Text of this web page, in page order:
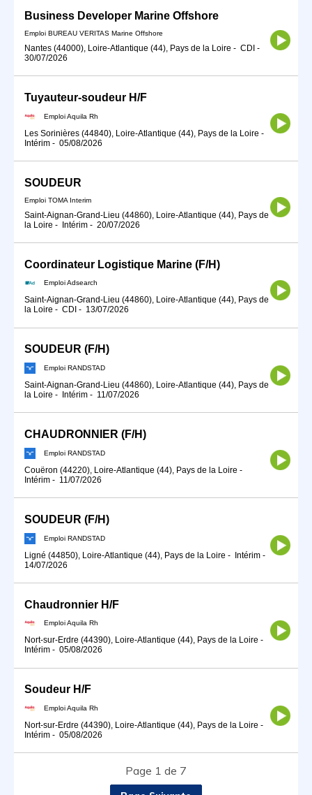
Business Developer Marine Offshore
Emploi BUREAU VERITAS Marine Offshore
Nantes (44000), Loire-Atlantique (44), Pays de la Loire - CDI -
30/07/2026
Tuyauteur-soudeur H/F
Emploi Aquila Rh
Les Sorinières (44840), Loire-Atlantique (44), Pays de la Loire -
Intérim - 05/08/2026
SOUDEUR
Emploi TOMA Interim
Saint-Aignan-Grand-Lieu (44860), Loire-Atlantique (44), Pays de
la Loire - Intérim - 20/07/2026
Coordinateur Logistique Marine (F/H)
Emploi Adsearch
Saint-Aignan-Grand-Lieu (44860), Loire-Atlantique (44), Pays de
la Loire - CDI - 13/07/2026
SOUDEUR (F/H)
Emploi RANDSTAD
Saint-Aignan-Grand-Lieu (44860), Loire-Atlantique (44), Pays de
la Loire - Intérim - 11/07/2026
CHAUDRONNIER (F/H)
Emploi RANDSTAD
Couëron (44220), Loire-Atlantique (44), Pays de la Loire -
Intérim - 11/07/2026
SOUDEUR (F/H)
Emploi RANDSTAD
Ligné (44850), Loire-Atlantique (44), Pays de la Loire - Intérim -
14/07/2026
Chaudronnier H/F
Emploi Aquila Rh
Nort-sur-Erdre (44390), Loire-Atlantique (44), Pays de la Loire -
Intérim - 05/08/2026
Soudeur H/F
Emploi Aquila Rh
Nort-sur-Erdre (44390), Loire-Atlantique (44), Pays de la Loire -
Intérim - 05/08/2026
Page 1 de 7